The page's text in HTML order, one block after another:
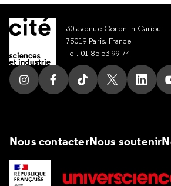
30 avenue Corentin Cariou
75019 Paris, France
Tel. 01 85 53 99 74
Suivez nous sur Instagram
Suivez nous sur Facebook
Suivez nous sur Tik
Suivez nous
Nous contacterNous soutenir